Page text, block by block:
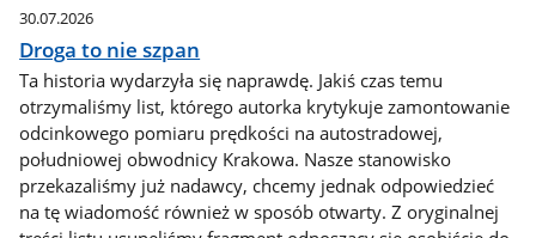
30.07.2026
Droga to nie szpan
Ta historia wydarzyła się naprawdę. Jakiś czas temu
otrzymaliśmy list, którego autorka krytykuje zamontowanie
odcinkowego pomiaru prędkości na autostradowej,
południowej obwodnicy Krakowa. Nasze stanowisko
przekazaliśmy już nadawcy, chcemy jednak odpowiedzieć
na tę wiadomość również w sposób otwarty. Z oryginalnej